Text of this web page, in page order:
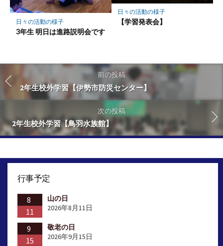
日々の活動の様子
3年生 明日は進路説明会です
日々の活動の様子
【学習発表会】
前の投稿
2年生校外学習【伊勢市防災センター】
次の投稿
2年生校外学習【鳥羽水族館】
行事予定
8
11
山の日
2026年8月11日
9
15
敬老の日
2026年9月15日